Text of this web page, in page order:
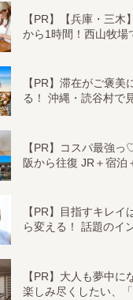
【PR】【兵庫・三木
から1時間！西山牧場
【PR】滞在がご褒美
る！ 沖縄・読谷村で
【PR】コスパ最強
阪から往復 JR＋宿泊
【PR】目指すキレイ
ら変える！ 話題のイ
【PR】大人も夢中に
楽しみ尽くしたい、